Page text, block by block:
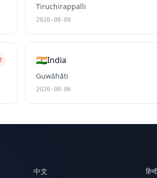
Tiruchirappalli
2026-08-06
🇮🇳India
Guwāhāti
2026-08-06
中文